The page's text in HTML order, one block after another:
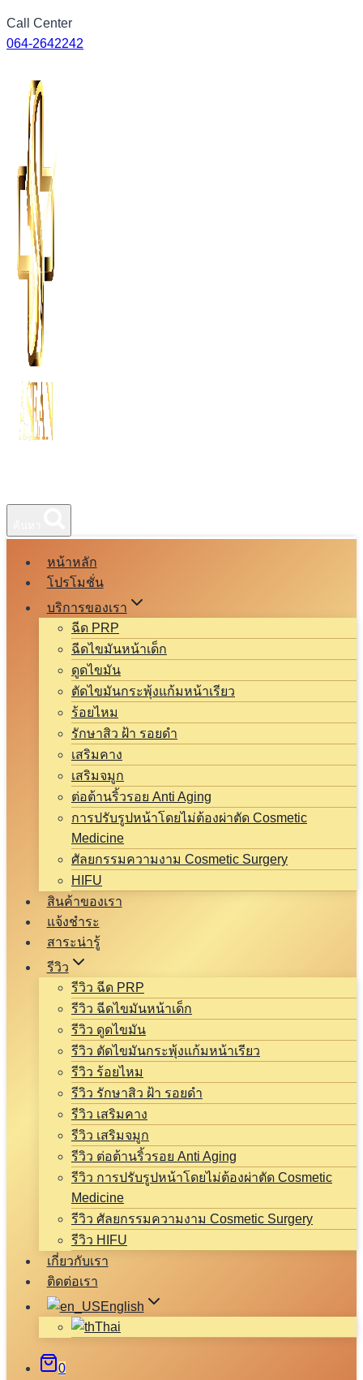
Skip
to
Call Center
064-2642242
หน้าหลัก
โปรโมชั่น
บริการของเรา
ฉีด PRP
ฉีดไขมันหน้าเด็ก
ดูดไขมัน
ตัดไขมันกระพุ้งแก้มหน้าเรียว
ร้อยไหม
รักษาสิว ฝ้า รอยดำ
เสริมคาง
เสริมจมูก
ต่อต้านริ้วรอย Anti Aging
การปรับรูปหน้าโดยไม่ต้องผ่าตัด Cosmetic
Medicine
ศัลยกรรมความงาม Cosmetic Surgery
HIFU
สินค้าของเรา
แจ้งชำระ
สาระน่ารู้
รีวิว
รีวิว ฉีด PRP
รีวิว ฉีดไขมันหน้าเด็ก
รีวิว ดูดไขมัน
รีวิว ตัดไขมันกระพุ้งแก้มหน้าเรียว
รีวิว ร้อยไหม
รีวิว รักษาสิว ฝ้า รอยดำ
รีวิว เสริมคาง
รีวิว เสริมจมูก
รีวิว ต่อต้านริ้วรอย Anti Aging
รีวิว การปรับรูปหน้าโดยไม่ต้องผ่าตัด Cosmetic
Medicine
รีวิว ศัลยกรรมความงาม Cosmetic Surgery
รีวิว HIFU
เกี่ยวกับเรา
ติดต่อเรา
English
Thai
0